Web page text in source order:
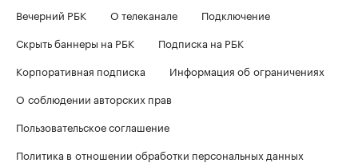
Вечерний РБК
О телеканале
Подключение
Скрыть баннеры на РБК
Подписка на РБК
Корпоративная подписка
Информация об ограничениях
О соблюдении авторских прав
Пользовательское соглашение
Политика в отношении обработки персональных данных